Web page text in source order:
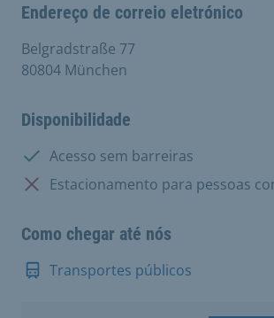
Endereço de correio eletrónico
Belgradstraße 77
80804 München
Disponibilidade
Disponível:
Acesso sem barreiras
Não disponível:
Estacionamento para pessoas
Como chegar até nós
Transportes públicos